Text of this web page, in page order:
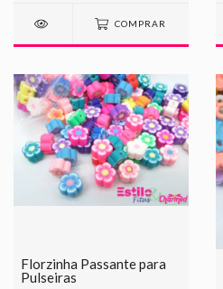
COMPRAR
Florzinha Passante para
Pulseiras